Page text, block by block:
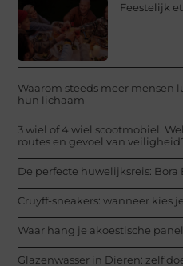
Feestelijk
Waarom steeds meer mensen
hun lichaam
3 wiel of 4 wiel scootmobiel.
routes en gevoel van
De perfecte huwelijksreis: Bora
Cruyff-sneakers: wanneer kies
Waar hang je akoestische
Glazenwasser in Dieren: zelf